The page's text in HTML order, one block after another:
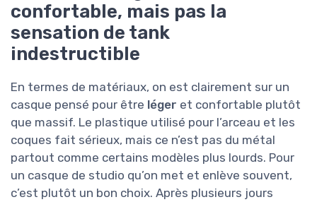
confortable, mais pas la
sensation de tank
indestructible
En termes de matériaux, on est clairement sur un
casque pensé pour être léger et confortable plutôt
que massif. Le plastique utilisé pour l’arceau et les
coques fait sérieux, mais ce n’est pas du métal
partout comme certains modèles plus lourds. Pour
un casque de studio qu’on met et enlève souvent,
c’est plutôt un bon choix. Après plusieurs jours